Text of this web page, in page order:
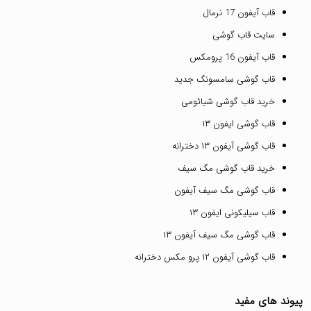
قاب آیفون 17 نرمال
سایت قاب گوشی
قاب آیفون 16 پرومکس
قاب گوشی سامسونگ جدید
خرید قاب گوشی شیائومی
قاب گوشی ایفون ۱۳
قاب گوشی آیفون ۱۳ دخترانه
خرید قاب گوشی مگ سیف
قاب گوشی مگ سیف آیفون
قاب سیلیکونی ایفون ۱۳
قاب گوشی مگ سیف آیفون ۱۳
قاب گوشی آیفون ۱۲ پرو مکس دخترانه
پیوند های مفید